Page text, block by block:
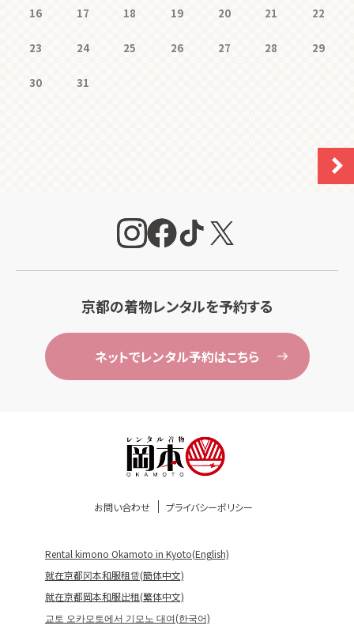
16 17 18 19 20 21 22
23 24 25 26 27 28 29
30 31
京都の着物レンタルを予約する
ネットでレンタル予約はこちら
お問い合わせ プライバシーポリシー
Rental kimono Okamoto in Kyoto(English)
就在京都冈本和服租赁(簡体中文)
就在京都岡本和服出租(繁体中文)
교토 오카모토에서 기모노 대여(한국어)